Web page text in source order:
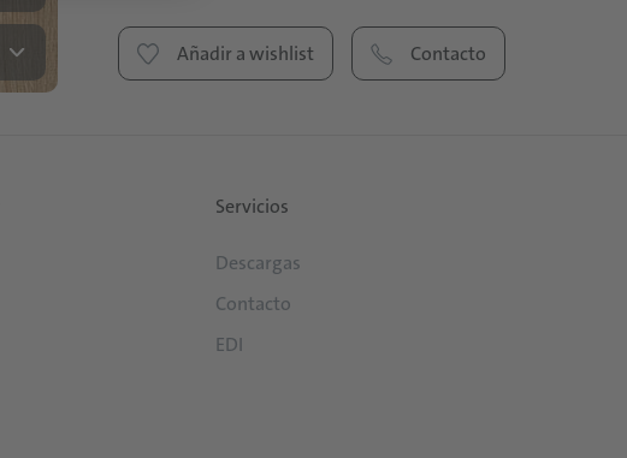
Añadir a wishlist Contacto
Servicios
Descargas
Contacto
EDI